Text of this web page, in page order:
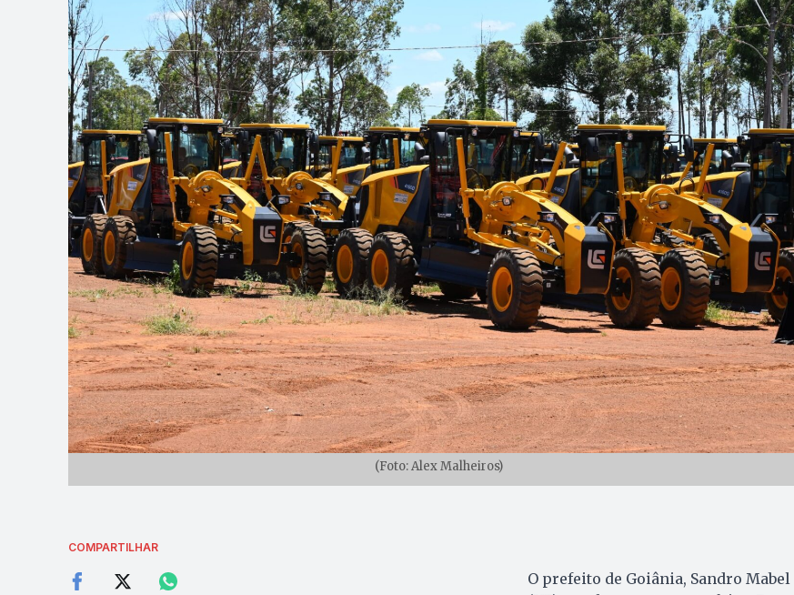
(Foto: Alex Malheiros)
COMPARTILHAR
O prefeito de Goiânia, Sandro Mabel